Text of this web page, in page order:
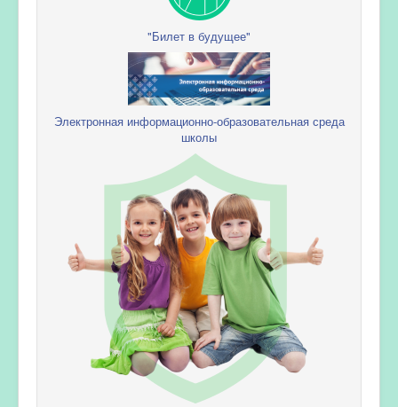
"Билет в будущее"
Электронная информационно-образовательная среда
школы